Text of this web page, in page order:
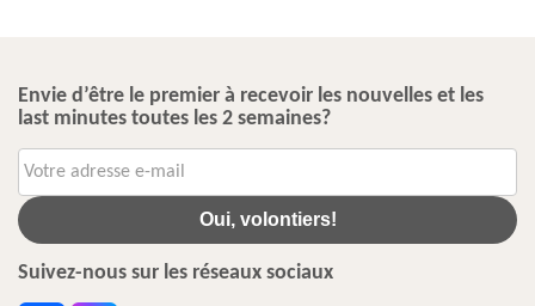
Envie d’être le premier à recevoir les nouvelles et les
last minutes toutes les 2 semaines?
Oui, volontiers!
Suivez-nous sur les réseaux sociaux